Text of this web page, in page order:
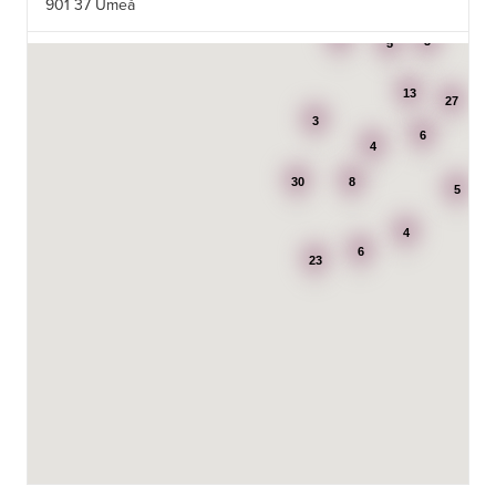
901 37 Umeå
AB Karl Hedin Bygghandel - Edsbyn
23
30
27
8
4
6
6
13
3
4
5
3
5